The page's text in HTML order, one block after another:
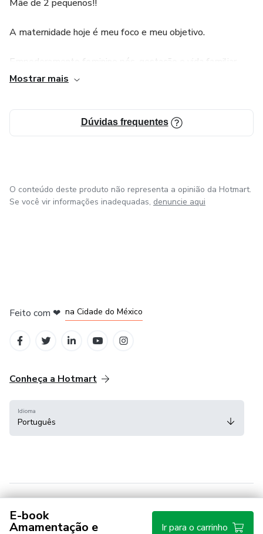
Mãe de 2 pequenos!!
A maternidade hoje é meu foco e meu objetivo.
Empoderamento feminino pós-gestação e vida familiar
com hábitos saudáveis.
Carreira com atuação em Saúde Pública - Saúde da Mulher
Vamos juntas nesta caminhada!!
Mostrar mais
Dúvidas frequentes
E-book
Amamentação e Ir para o carrinho
O conteúdo deste produto não representa a opinião da Hotmart.
Se você vir informações inadequadas, denuncie aqui
Feito com ❤ na Cidade do México
Conheça a Hotmart
Idioma
Português
Central de ajuda